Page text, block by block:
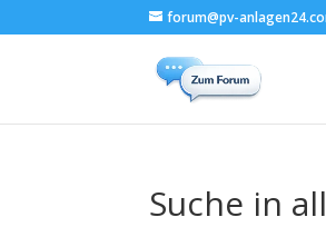
forum@pv-
Suche in